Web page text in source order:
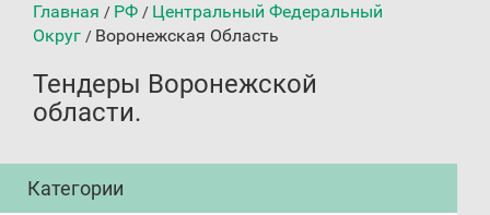
Главная / РФ / Центральный Федеральный
Округ / Воронежская Область
Тендеры Воронежской
области.
Категории